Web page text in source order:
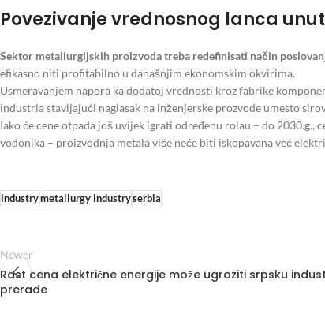
Povezivanje vrednosnog lanca
Sektor metallurgijskih proizvoda treba redefinisati način
efikasno niti profitabilno u današnjim ekonomskim okvirima.
Usmeravanjem napora ka dodatoj vrednosti kroz fabrike
industria stavljajući naglasak na inženjerske prozvode umesto
Iako će cene otpada još uvijek igrati određenu rolau – do
vodonika – proizvodnja metala više neće biti iskopavana već
industrymetallurgy industryserbia
Newer
Rast cena električne energije može ugroziti srpsku
prerade